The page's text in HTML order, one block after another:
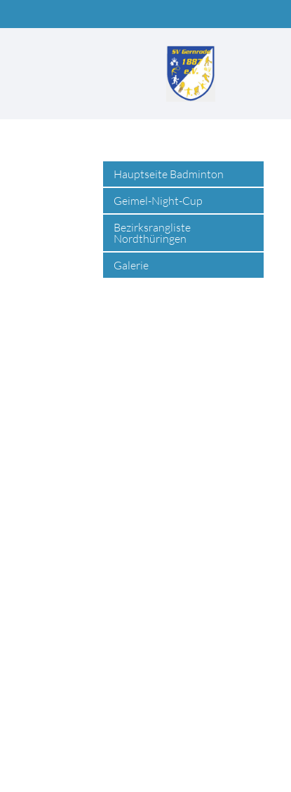
Suchbegriffe
Hauptseite Badminton
Geimel-Night-Cup
Bezirksrangliste
Nordthüringen
Galerie